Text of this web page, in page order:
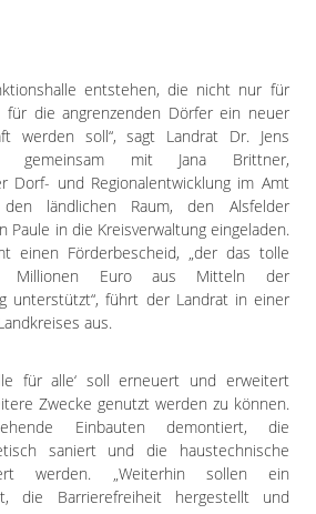
entstehen, die nicht nur für
für die angrenzenden Dörfer ein neuer
werden soll“, sagt Landrat Dr. Jens
gemeinsam mit Jana Brittner,
Dorf- und Regionalentwicklung im Amt
ländlichen Raum, den Alsfelder
Paule in die Kreisverwaltung eingeladen.
einen Förderbescheid, „der das tolle
Millionen Euro aus Mitteln der
unterstützt“, führt der Landrat in einer
aus.
für alle‘ soll erneuert und erweitert
Zwecke genutzt werden zu können.
Einbauten demontiert, die
saniert und die haustechnische
werden. „Weiterhin sollen ein
die Barrierefreiheit hergestellt und